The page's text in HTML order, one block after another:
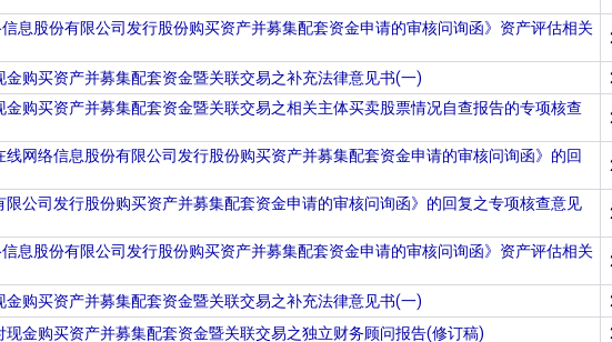
息股份有限公司发行股份购买资产并募集配套资金申请的审核问询函》资产评估相关
购买资产并募集配套资金暨关联交易之补充法律意见书(一)
购买资产并募集配套资金暨关联交易之相关主体买卖股票情况自查报告的专项核查
网络信息股份有限公司发行股份购买资产并募集配套资金申请的审核问询函》的回
公司发行股份购买资产并募集配套资金申请的审核问询函》的回复之专项核查意见
息股份有限公司发行股份购买资产并募集配套资金申请的审核问询函》资产评估相关
购买资产并募集配套资金暨关联交易之补充法律意见书(一)
金购买资产并募集配套资金暨关联交易之独立财务顾问报告(修订稿)